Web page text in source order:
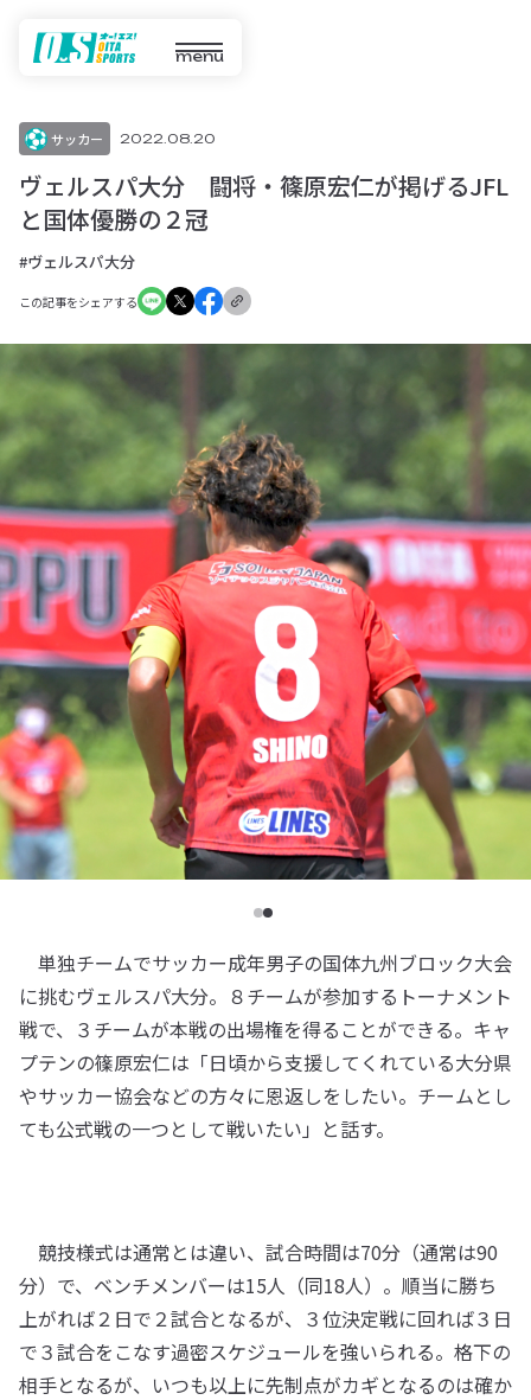
menu
サッカー 2022.08.20
ヴェルスパ大分 闘将・篠原宏仁が掲げるJFL
と国体優勝の２冠
#ヴェルスパ大分
この記事をシェアする
単独チームでサッカー成年男子の国体九州ブロック大会
に挑むヴェルスパ大分。８チームが参加するトーナメント
戦で、３チームが本戦の出場権を得ることができる。キャ
プテンの篠原宏仁は「日頃から支援してくれている大分県
やサッカー協会などの方々に恩返しをしたい。チームとし
ても公式戦の一つとして戦いたい」と話す。
競技様式は通常とは違い、試合時間は70分（通常は90
分）で、ベンチメンバーは15人（同18人）。順当に勝ち
上がれば２日で２試合となるが、３位決定戦に回れば３日
で３試合をこなす過密スケジュールを強いられる。格下の
相手となるが、いつも以上に先制点がカギとなるのは確か